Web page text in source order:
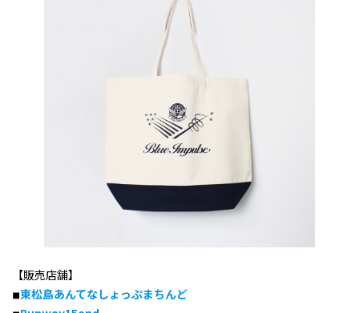
【販売店舗】
◾︎東松島あんてなしょっぷまちんど